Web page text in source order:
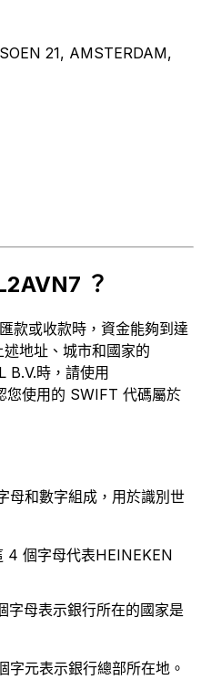
21, AMSTERDAM,
？
款或收款時，資金能夠到達
地址、城市和國家的
B.V.時，請使用
使用的 SWIFT 代碼屬於
母和數字組成，用於識別世
4 個字母代表HEINEKEN
字母表示銀行所在的國家是
字元表示銀行總部所在地。